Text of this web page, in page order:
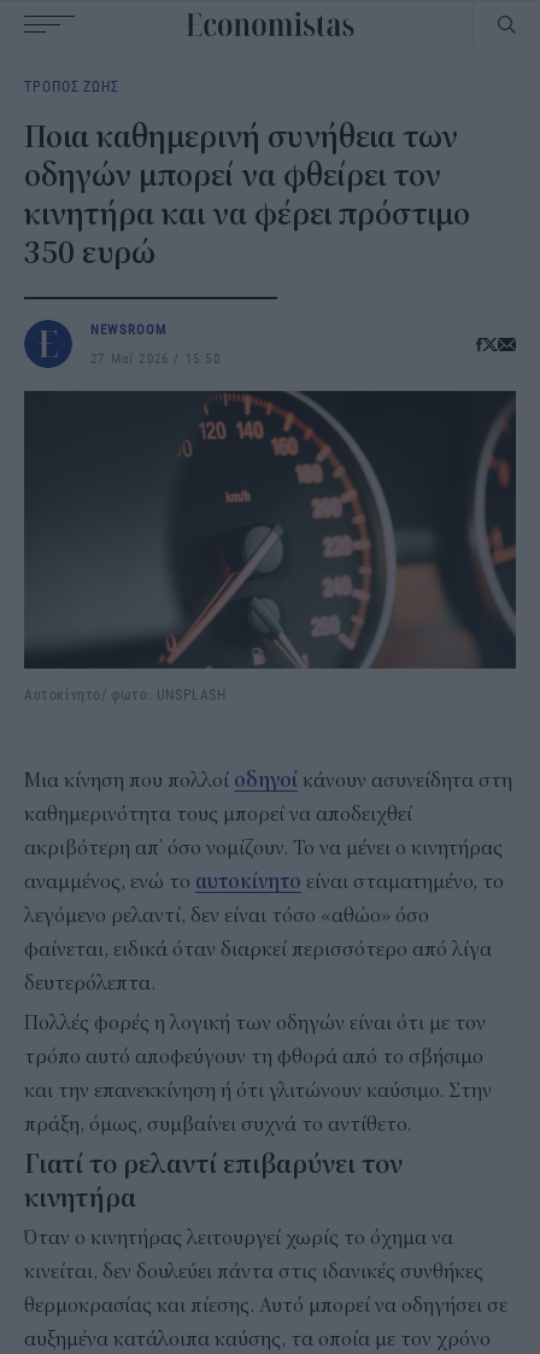
navigation
ΤΡΟΠΟΣ ΖΩΗΣ
Ποια καθημερινή συνήθεια των
οδηγών μπορεί να φθείρει τον
κινητήρα και να φέρει πρόστιμο
350 ευρώ
NEWSROOM
27 Μαΐ 2026
15:50
Αυτοκίνητο/ φωτο: UNSPLASH
Μια κίνηση που πολλοί οδηγοί κάνουν ασυνείδητα στη
καθημερινότητα τους μπορεί να αποδειχθεί
ακριβότερη απ’ όσο νομίζουν. Το να μένει ο κινητήρας
αναμμένος, ενώ το αυτοκίνητο είναι σταματημένο, το
λεγόμενο ρελαντί, δεν είναι τόσο «αθώο» όσο
φαίνεται, ειδικά όταν διαρκεί περισσότερο από λίγα
δευτερόλεπτα.
Πολλές φορές η λογική των οδηγών είναι ότι με τον
τρόπο αυτό αποφεύγουν τη φθορά από το σβήσιμο
και την επανεκκίνηση ή ότι γλιτώνουν καύσιμο. Στην
πράξη, όμως, συμβαίνει συχνά το αντίθετο.
Γιατί το ρελαντί επιβαρύνει τον
κινητήρα
Όταν ο κινητήρας λειτουργεί χωρίς το όχημα να
κινείται, δεν δουλεύει πάντα στις ιδανικές συνθήκες
θερμοκρασίας και πίεσης. Αυτό μπορεί να οδηγήσει σε
αυξημένα κατάλοιπα καύσης, τα οποία με τον χρόνο